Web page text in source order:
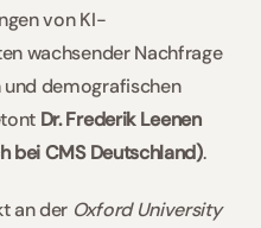
von KI-
wachsender Nachfrage
demografischen
Dr. Frederik Leenen
bei CMS Deutschland).
an der Oxford University